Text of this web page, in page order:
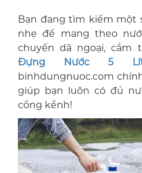
Bạn đang tìm kiếm một
nhẹ để mang theo
chuyến dã ngoại, cắm
Đựng Nước 5
binhdungnuoc.com
giúp bạn luôn có đủ
cồng kềnh!